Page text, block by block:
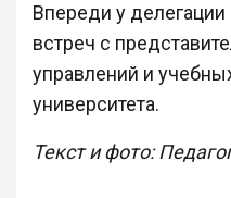
Впереди у
встреч с
управлений и
университета.
Текст и фото: